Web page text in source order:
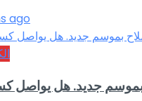
ago
جديد. هل يواصل